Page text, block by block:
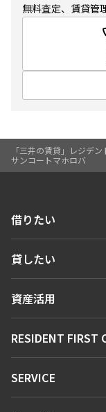
「三井の賃貸」レジデ
サンコートマホロバ
専任物件
申込無し物件のみ
入居可能日
より詳細な絞り込み
できます
無料査定、賃貸管
借りたい
人気エリアから探す
新着情報から探す
貸したい
お問い合わせ
資産活用
お問い合わせ
RESIDENT FIRST
マンションレポート
SERVICE